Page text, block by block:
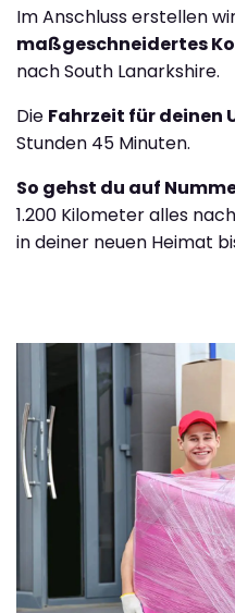
Im Anschluss erstellen
maßgeschneidertes
nach South Lanarkshire.
Die Fahrzeit für deinen
Stunden 45 Minuten.
So gehst du auf
1.200 Kilometer alles
in deiner neuen Heimat